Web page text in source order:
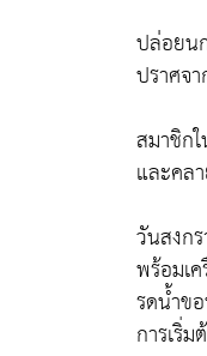
ปล่อยน
ปราศจ
สมาชิก
และคล
วันสงก
พร้อมเ
รดน้ำข
การเริ่